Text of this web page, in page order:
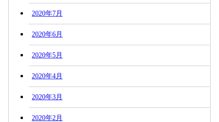
2020年7月
2020年6月
2020年5月
2020年4月
2020年3月
2020年2月